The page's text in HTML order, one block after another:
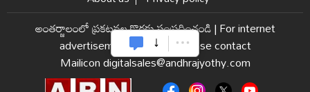
అంతర్జాలంలో ప్రకటనల కొరకు సంప్రదించండి|For internet
advertisement and sales please contact
Mailicon digitalsales@andhrajyothy.com